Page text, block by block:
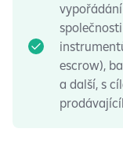
escrow),
a další, s